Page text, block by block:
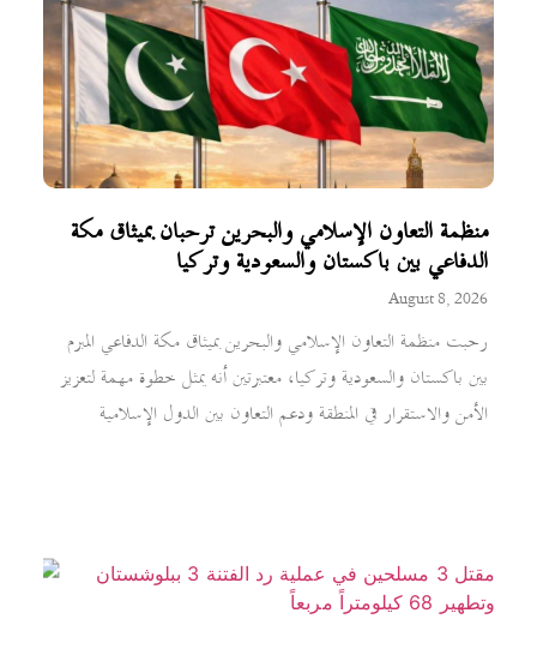
منظمة التعاون الإسلامي والبحرين ترحبان بميثاق مكة
الدفاعي بين باكستان والسعودية وتركيا
August 8, 2026
رحبت منظمة التعاون الإسلامي والبحرين بميثاق مكة الدفاعي المبرم
بين باكستان والسعودية وتركيا، معتبرتين أنه يمثل خطوة مهمة لتعزيز
الأمن والاستقرار في المنطقة ودعم التعاون بين الدول الإسلامية